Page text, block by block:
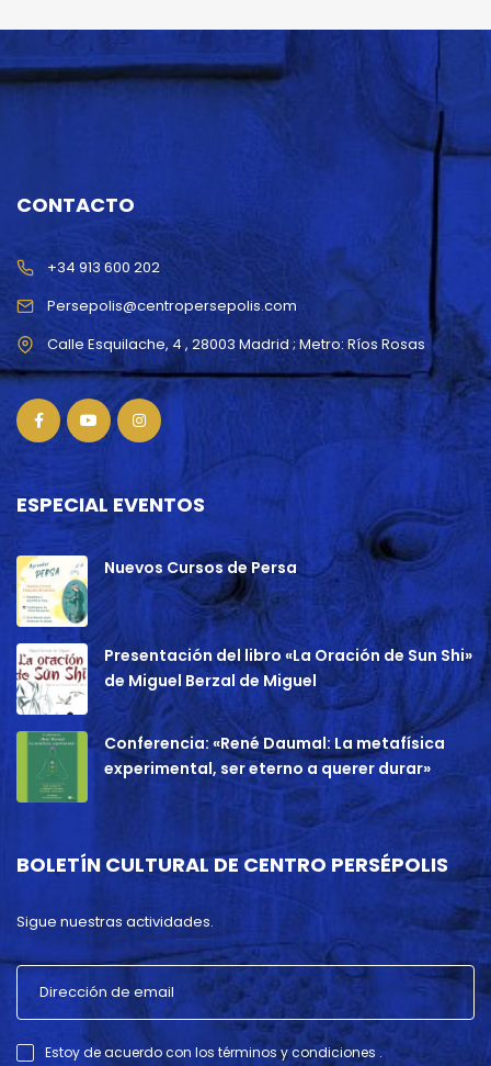
CONTACTO
Persepolis@centropersepolis.com
+34 913 600 202
ESPECIAL EVENTOS
Nuevos Cursos de Persa
Presentación del libro «La Oración de Sun Shi»
de Miguel Berzal de Miguel
Conferencia: «René Daumal: La metafísica
experimental, ser eterno a querer durar»
BOLETÍN CULTURAL DE CENTRO PERSÉPOLIS
Sigue nuestras actividades.
Estoy de acuerdo con los términos y condiciones .